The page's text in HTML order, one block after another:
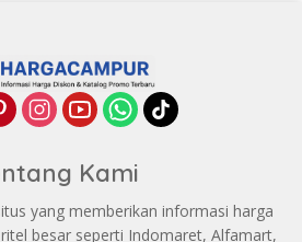
Kami
yang memberikan informasi harga
besar seperti Indomaret, Alfamart,